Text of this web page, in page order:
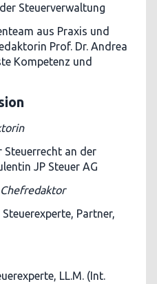
Steuerverwaltung
aus Praxis und
Prof. Dr. Andrea
Kompetenz und
Steuerrecht an der
JP Steuer AG
Chefredaktor
Partner,
LL.M. (Int.